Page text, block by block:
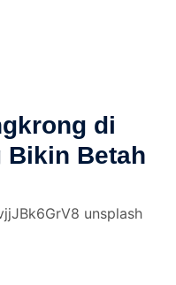
di
Bikin Betah